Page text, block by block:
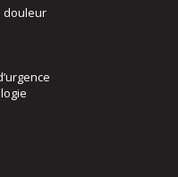
douleur